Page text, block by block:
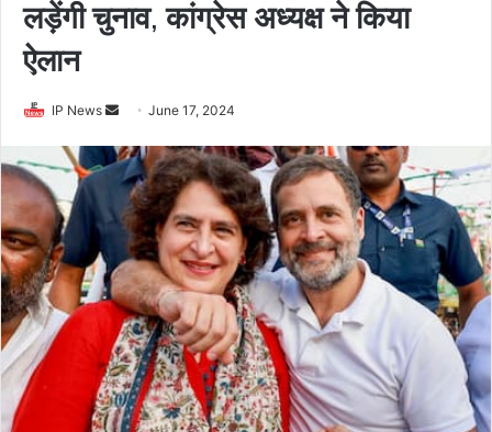
लड़ेंगी चुनाव, कांग्रेस अध्यक्ष ने किया
ऐलान
IP News
Send
email
June 17, 2024